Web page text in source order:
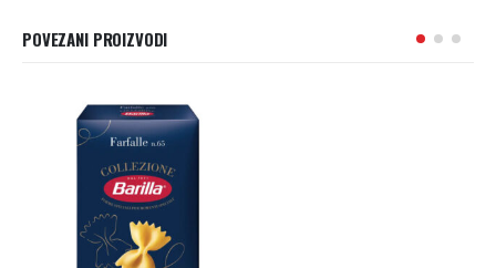
POVEZANI PROIZVODI